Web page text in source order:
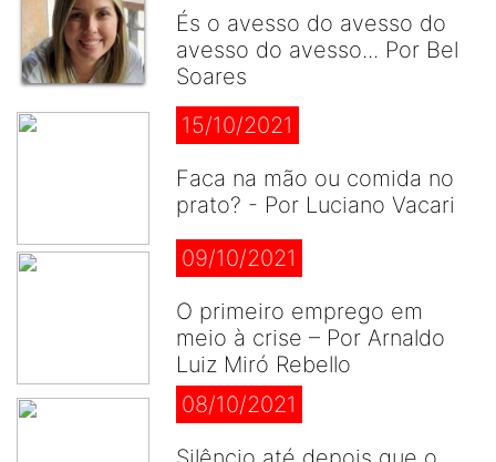
És o avesso do avesso do
avesso do avesso... Por Bel
Soares
15/10/2021
Faca na mão ou comida no
prato? - Por Luciano Vacari
09/10/2021
O primeiro emprego em
meio à crise – Por Arnaldo
Luiz Miró Rebello
08/10/2021